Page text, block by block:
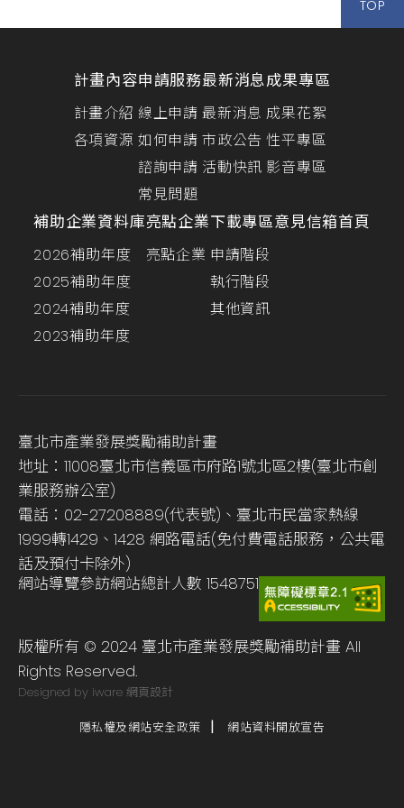
TOP
計畫內容
計畫介紹
各項資源
申請服務
線上申請
如何申請
諮詢申請
常見問題
最新消息
最新消息
市政公告
活動快訊
成果專區
成果花絮
性平專區
影音專區
補助企業資料庫
2026補助年度
2025補助年度
2024補助年度
2023補助年度
亮點企業
亮點企業
下載專區
申請階段
執行階段
其他資訊
意見信箱首頁
臺北市產業發展獎勵補助計畫
地址：11008臺北市信義區市府路1號北區2樓(臺北市創
業服務辦公室)
電話：02-27208889(代表號)、臺北市民當家熱線
1999轉1429、1428 網路電話(免付費電話服務，公共電
話及預付卡除外)
網站導覽參訪網站總計人數 1548751
版權所有 © 2024 臺北市產業發展獎勵補助計畫 All
Rights Reserved.
Designed by iware 網頁設計
隱私權及網站安全政策 網站資料開放宣告